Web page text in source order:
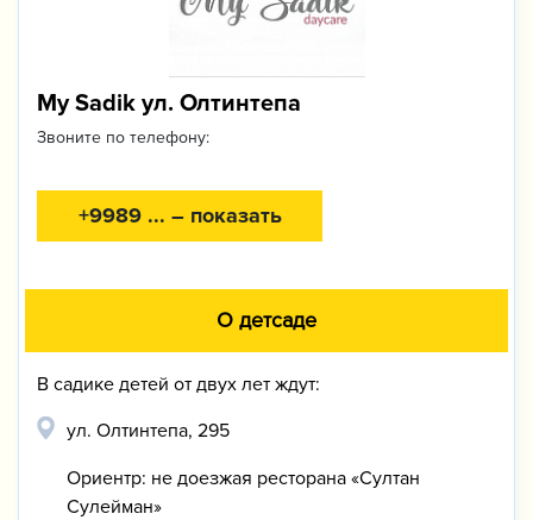
My Sadik ул. Олтинтепа
Звоните по телефону:
+9989 ... – показать
О детсаде
В садике детей от двух лет ждут:
ул. Олтинтепа, 295
Ориентр: не доезжая ресторана «Султан
Сулейман»